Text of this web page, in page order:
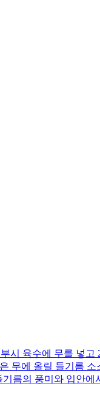
시 육수에 무를 넣
무에 올릴 들기름
름의 풍미와 입안